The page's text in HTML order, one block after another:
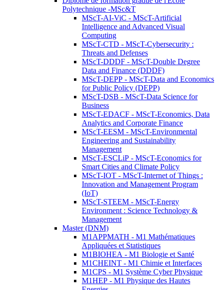
Polytechnique -MSc&T
MScT-AI-ViC - MScT-Artificial
Intelligence and Advanced Visual
Computing
MScT-CTD - MScT-Cybersecurity :
Threats and Defenses
MScT-DDDF - MScT-Double Degree
Data and Finance (DDDF)
MScT-DEPP - MScT-Data and Economics
for Public Policy (DEPP)
MScT-DSB - MScT-Data Science for
Business
MScT-EDACF - MScT-Economics, Data
Analytics and Corporate Finance
MScT-EESM - MScT-Environmental
Engineering and Sustainability
Management
MScT-ESCLiP - MScT-Economics for
Smart Cities and Climate Policy
MScT-IOT - MScT-Internet of Things :
Innovation and Management Program
(IoT)
MScT-STEEM - MScT-Energy
Environment : Science Technology &
Management
Master (DNM)
M1APPMATH - M1 Mathématiques
Appliquées et Statistiques
M1BIOHEA - M1 Biologie et Santé
M1CHEINT - M1 Chimie et Interfaces
M1CPS - M1 Système Cyber Physique
M1HEP - M1 Physique des Hautes